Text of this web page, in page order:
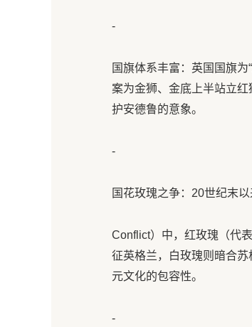
-
国旗体系丰富：英国国旗
案为金狮、金底上半站立
护安德鲁的意象。
-
国花玫瑰之争：20世纪末
Conflict）中，红玫瑰（代
征英格兰，白玫瑰则暗合
元文化的包容性。
-